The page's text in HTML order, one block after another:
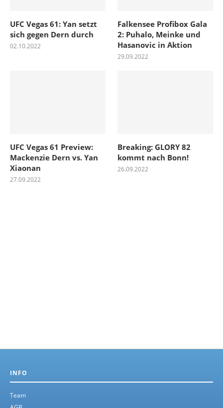
UFC Vegas 61: Yan setzt
sich gegen Dern durch
02.10.2022
Falkensee Profibox Gala
2: Puhalo, Meinke und
Hasanovic in Aktion
29.09.2022
UFC Vegas 61 Preview:
Mackenzie Dern vs. Yan
Xiaonan
27.09.2022
Breaking: GLORY 82
kommt nach Bonn!
26.09.2022
INFO
Team